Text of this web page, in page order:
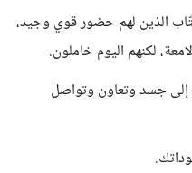
الذين لهم حضور قوي وجيد،
لكنهم اليوم خاملون.
إلى جسد وتعاون وتواصل